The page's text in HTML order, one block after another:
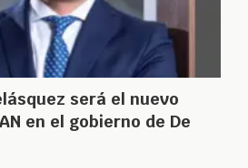
será el nuevo
en el gobierno de De